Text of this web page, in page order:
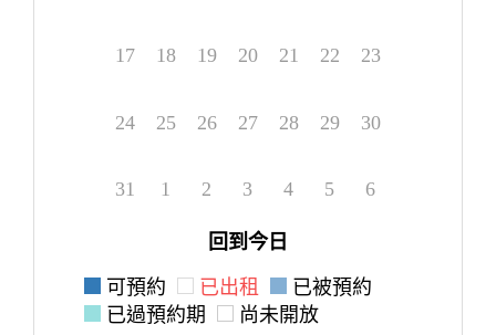
17 18 19 20 21 22 23
24 25 26 27 28 29 30
31 1 2 3 4 5 6
回到今日
可預約 已出租
已被預約
已過預約期
尚未開放